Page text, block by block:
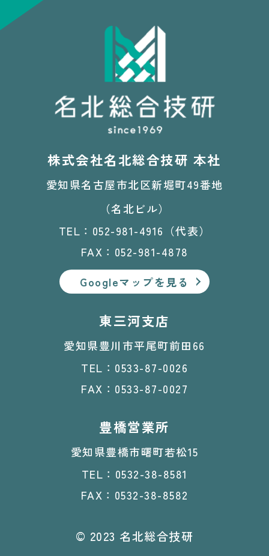
株式会社名北総合技研 本社
愛知県名古屋市北区新堀町49番地
（名北ビル）
TEL：052-981-4916（代表）
FAX：052-981-4878
Googleマップを見る
東三河支店
愛知県豊川市平尾町前田66
TEL：0533-87-0026
FAX：0533-87-0027
豊橋営業所
愛知県豊橋市曙町若松15
TEL：0532-38-8581
FAX：0532-38-8582
© 2023 名北総合技研